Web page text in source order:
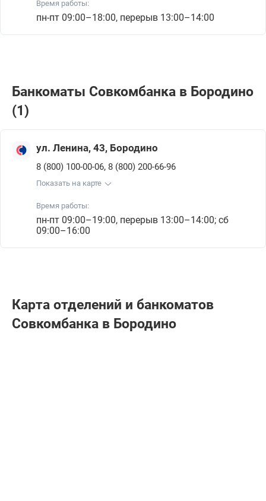
Время работы:
пн-пт 09:00–18:00, перерыв 13:00–14:00
Банкоматы Совкомбанкa в Бородино
(1)
ул. Ленина, 43, Бородино
8 (800) 100-00-06, 8 (800) 200-66-96
Показать на карте
Время работы:
пн-пт 09:00–19:00, перерыв 13:00–14:00; сб
09:00–16:00
Карта отделений и банкоматов
Совкомбанкa в Бородино